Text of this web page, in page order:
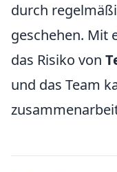
durch
geschehen. Mit
das Risiko von
und das Team